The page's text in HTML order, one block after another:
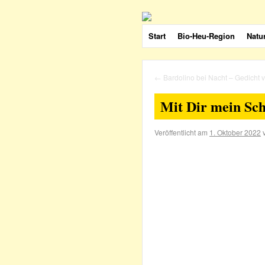
Start Bio-Heu-Region
← Bardolino bei Nacht – Gedicht
Mit Dir mein
Veröffentlicht am 1. Oktober 2022